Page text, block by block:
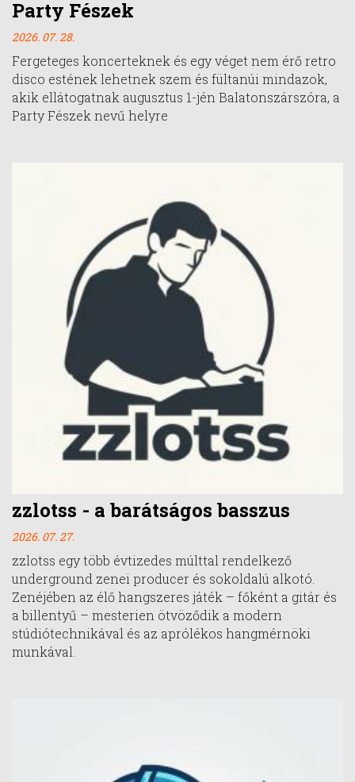
Party Fészek
2026. 07. 28.
Fergeteges koncerteknek és egy véget nem érő retro
disco estének lehetnek szem és fültanúi mindazok,
akik ellátogatnak augusztus 1-jén Balatonszárszóra, a
Party Fészek nevű helyre
zzlotss - a barátságos basszus
2026. 07. 27.
zzlotss egy több évtizedes múlttal rendelkező
underground zenei producer és sokoldalú alkotó.
Zenéjében az élő hangszeres játék – főként a gitár és
a billentyű – mesterien ötvöződik a modern
stúdiótechnikával és az aprólékos hangmérnöki
munkával.